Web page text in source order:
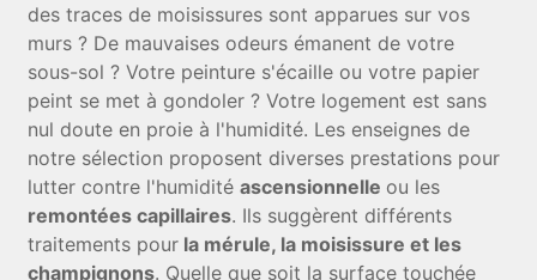
des traces de moisissures sont apparues sur vos
murs ? De mauvaises odeurs émanent de votre
sous-sol ? Votre peinture s'écaille ou votre papier
peint se met à gondoler ? Votre logement est sans
nul doute en proie à l'humidité. Les enseignes de
notre sélection proposent diverses prestations pour
lutter contre l'humiditéascensionnelle ou les
remontées capillaires. Ils suggèrent différents
traitements pour la mérule, la moisissure et les
champignons. Quelle que soit la surface touchée